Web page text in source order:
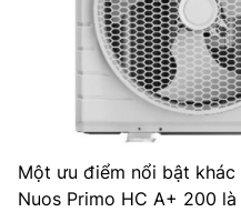
Một ưu điểm nổi bật
Nuos Primo HC A+ 200